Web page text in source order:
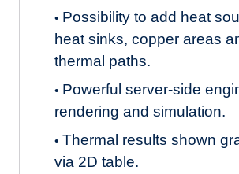
• Possibility to add heat
heat sinks, copper areas
thermal paths.
• Powerful server-side
rendering and simulation.
• Thermal results shown
via 2D table.